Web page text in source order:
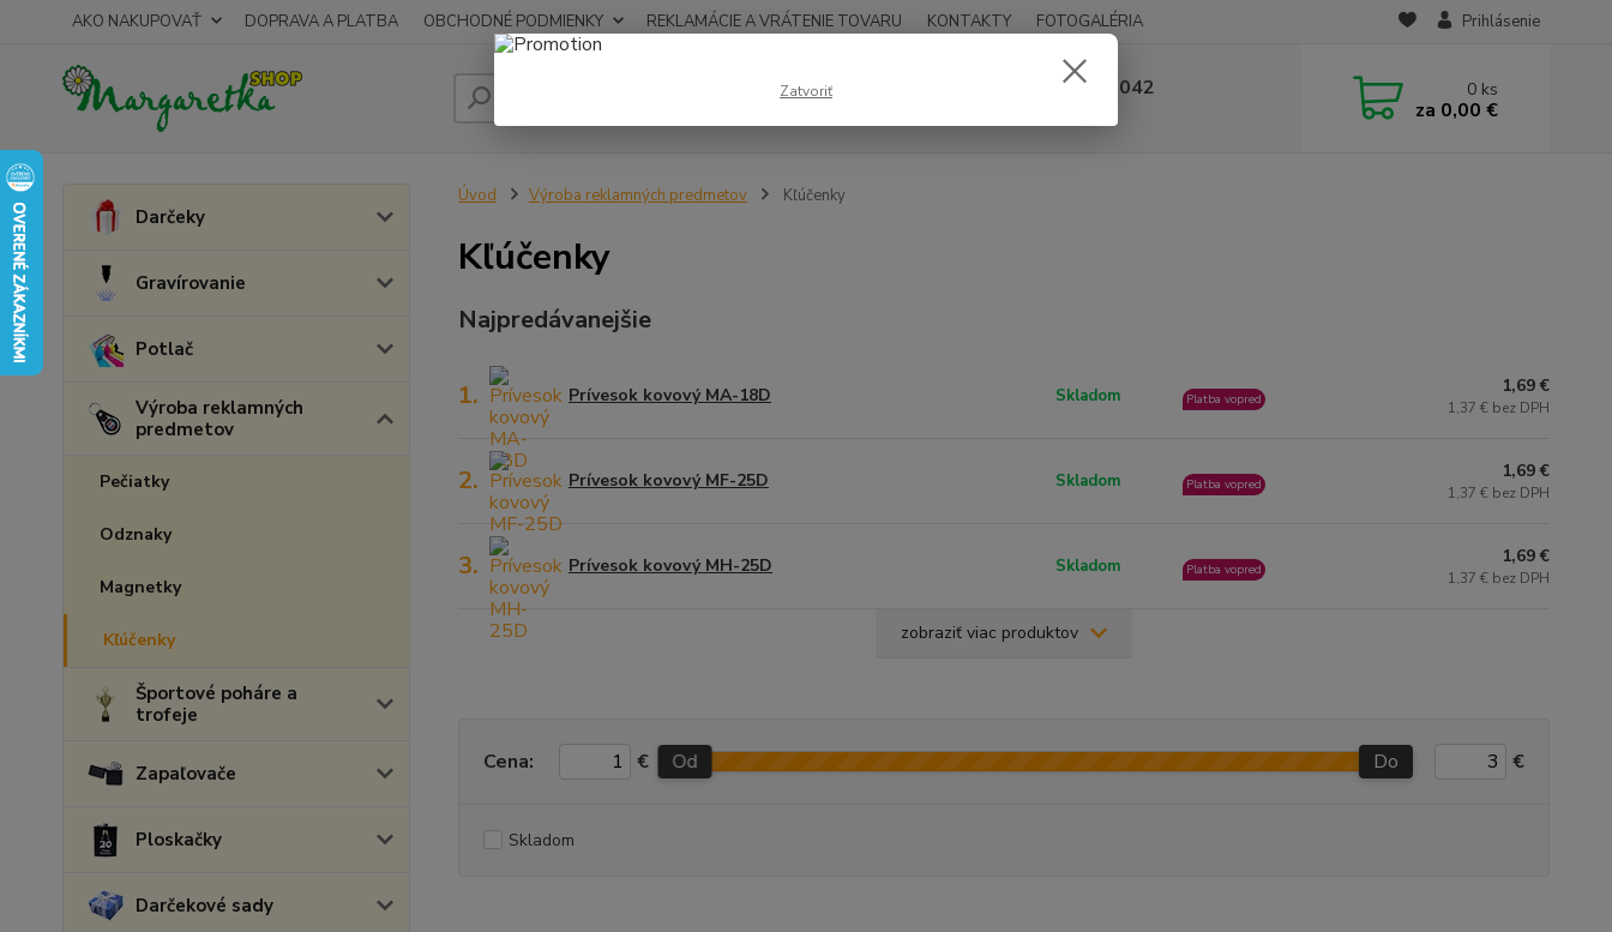
AKO NAKUPOVAŤ DOPRAVA A PLATBA OBCHODNÉ PODMIENKY REKLAMÁCIE A VRÁTENIE TOVARU KONTAKTY FOTOGALÉRIA Prihlásenie
Hľadať 0948 236 042 0 ks
za 0,00 €
Darčeky
Gravírovanie
Potlač
Výroba reklamných
predmetov
Pečiatky
Odznaky
Magnetky
Kľúčenky
Športové poháre a
trofeje
Zapaľovače
Ploskačky
Darčekové sady
Úvod Výroba reklamných predmetov Kľúčenky
Kľúčenky
Najpredávanejšie
1. Prívesok kovový MA-18D Skladom Platba vopred
1,69 €
1,37 € bez DPH
2. Prívesok kovový MF-25D Skladom Platba vopred
1,69 €
1,37 € bez DPH
3. Prívesok kovový MH-25D Skladom Platba vopred
1,69 €
1,37 € bez DPH
zobraziť viac produktov
Cena: € Od Do €
Skladom
Zatvoriť